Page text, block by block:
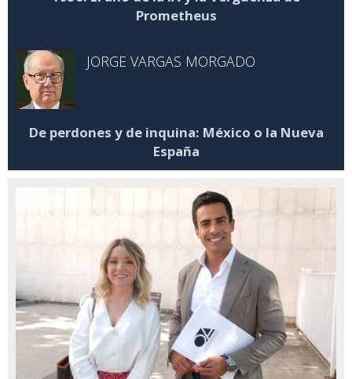
Prometheus
JORGE VARGAS MORGADO
De perdones y de inquina: México o la Nueva
España